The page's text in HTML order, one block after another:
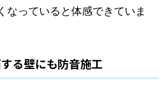
なっていると体感できていま
る壁にも防音施工